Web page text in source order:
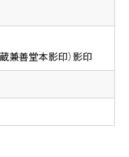
兼善堂本影印）影印